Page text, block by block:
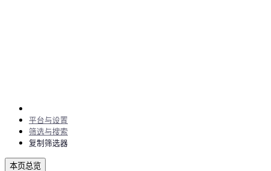
平台与设置
筛选与搜索
复制筛选器
本页总览